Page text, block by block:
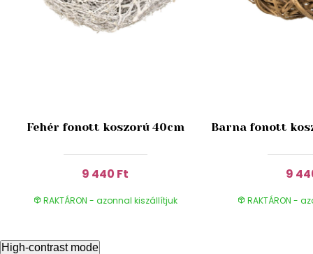
Fehér fonott koszorú 40cm
9 440 Ft
RAKTÁRON - azonnal kiszállítjuk
Barna fonott
9
RAKTÁRON -
High-contrast mode